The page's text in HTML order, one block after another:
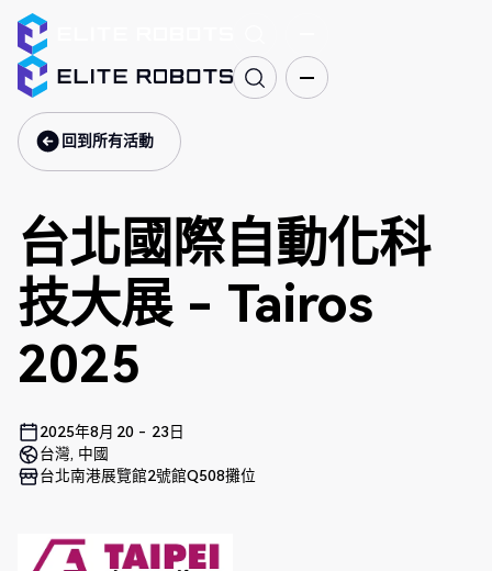
回到所有活動
回到所有活動
台北國際自動化科
技大展 - Tairos
2025
2025年8月 20 - 23日
台灣, 中國
台北南港展覽館2號館Q508攤位